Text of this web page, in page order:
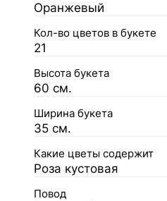
Оранжевый
Кол-во цветов в букете
21
Высота букета
60 см.
Ширина букета
35 см.
Какие цветы содержит
Роза кустовая
Повод